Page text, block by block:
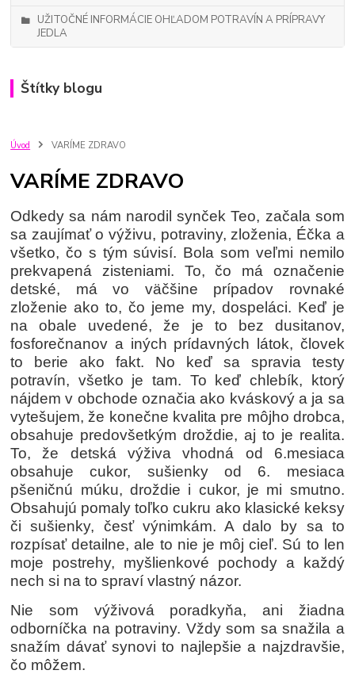
UŽITOČNÉ INFORMÁCIE OHĽADOM POTRAVÍN A PRÍPRAVY
JEDLA
Štítky blogu
Úvod VARÍME ZDRAVO
VARÍME ZDRAVO
Odkedy sa nám narodil synček Teo, začala som
sa zaujímať o výživu, potraviny, zloženia, Éčka a
všetko, čo s tým súvisí. Bola som veľmi nemilo
prekvapená zisteniami. To, čo má označenie
detské, má vo väčšine prípadov rovnaké
zloženie ako to, čo jeme my, dospeláci. Keď je
na obale uvedené, že je to bez dusitanov,
fosforečnanov a iných prídavných látok, človek
to berie ako fakt. No keď sa spravia testy
potravín, všetko je tam. To keď chlebík, ktorý
nájdem v obchode označia ako kváskový a ja sa
vytešujem, že konečne kvalita pre môjho drobca,
obsahuje predovšetkým droždie, aj to je realita.
To, že detská výživa vhodná od 6.mesiaca
obsahuje cukor, sušienky od 6. mesiaca
pšeničnú múku, droždie i cukor, je mi smutno.
Obsahujú pomaly toľko cukru ako klasické keksy
či sušienky, česť výnimkám. A dalo by sa to
rozpísať detailne, ale to nie je môj cieľ. Sú to len
moje postrehy, myšlienkové pochody a každý
nech si na to spraví vlastný názor.
Nie som výživová poradkyňa, ani žiadna
odborníčka na potraviny. Vždy som sa snažila a
snažím dávať synovi to najlepšie a najzdravšie,
čo môžem.